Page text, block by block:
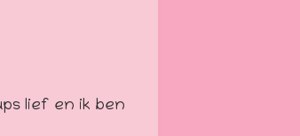
lief en ik ben